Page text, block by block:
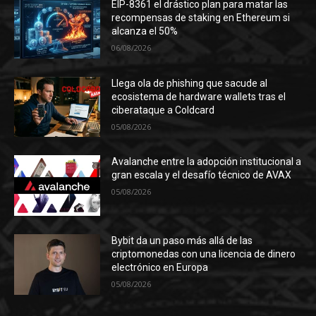
EIP-8361 el drástico plan para matar las
recompensas de staking en Ethereum si
alcanza el 50%
06/08/2026
Llega ola de phishing que sacude al
ecosistema de hardware wallets tras el
ciberataque a Coldcard
05/08/2026
Avalanche entre la adopción institucional a
gran escala y el desafío técnico de AVAX
05/08/2026
Bybit da un paso más allá de las
criptomonedas con una licencia de dinero
electrónico en Europa
05/08/2026